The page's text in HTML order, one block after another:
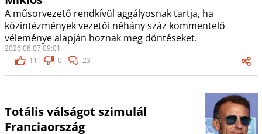
A műsorvezető rendkívül aggályosnak tartja, ha
közintézmények vezetői néhány száz kommentelő
véleménye alapján hoznak meg döntéseket.
2026.08.07 09:01
11
0 23
Totális válságot szimulál
Franciaország